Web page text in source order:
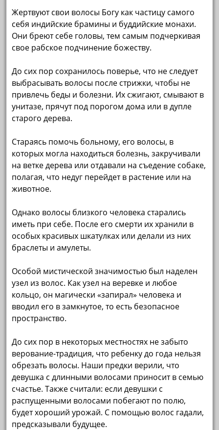
Жертвуют свои волосы Богу как частицу самого
себя индийские брамины и буддийские монахи.
Они бреют себе головы, тем самым подчеркивая
свое рабское подчинение божеству.
До сих пор сохранилось поверье, что не следует
выбрасывать волосы после стрижки, чтобы не
привлечь беды и болезни. Их сжигают, смывают в
унитазе, прячут под порогом дома или в дупле
старого дерева.
Стараясь помочь больному, его волосы, в
которых могла находиться болезнь, закручивали
на ветке дерева или отдавали на съедение собаке,
полагая, что недуг перейдет в растение или на
животное.
Однако волосы близкого человека старались
иметь при себе. После его смерти их хранили в
особых красивых шкатулках или делали из них
браслеты и амулеты.
Особой мистической значимостью был наделен
узел из волос. Как узел на веревке и любое
кольцо, он магически «запирал» человека и
вводил его в замкнутое, то есть безопасное
пространство.
До сих пор в некоторых местностях не забыто
верование-традиция, что ребенку до года нельзя
обрезать волосы. Наши предки верили, что
девушка с длинными волосами приносит в семью
счастье. Также считали: если девушки с
распущенными волосами побегают по полю,
будет хороший урожай. С помощью волос гадали,
предсказывали будущее.